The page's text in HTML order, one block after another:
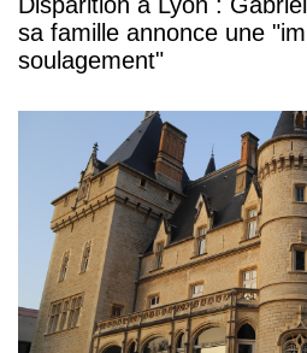
sa famille annonce une
soulagement"